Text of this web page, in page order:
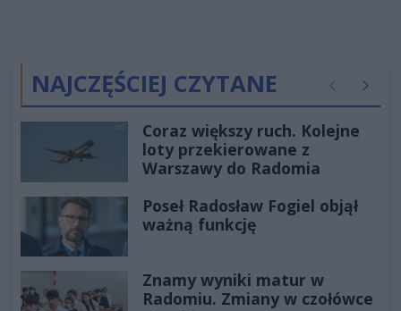
NAJCZĘŚCIEJ CZYTANE Poprzednie
Coraz większy ruch. Kolejne
loty przekierowane z
Warszawy do Radomia
Poseł Radosław Fogiel objął
ważną funkcję
Znamy wyniki matur w
Radomiu. Zmiany w czołówce